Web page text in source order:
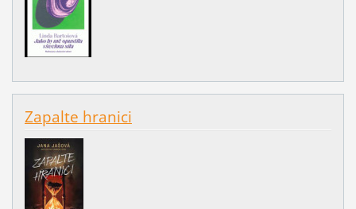
Zapalte hranici